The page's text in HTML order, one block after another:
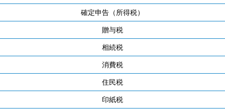
確定申告（所得税）
贈与税
相続税
消費税
住民税
印紙税